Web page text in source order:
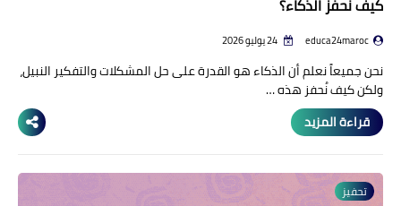
educa24maroc
نحن جميعاً نعلم أن الذكاء هو القدرة على حل المشكلات والتفكير النبيل،
ولكن كيف نُحفز هذه …
قراءة المزيد
تحفيز